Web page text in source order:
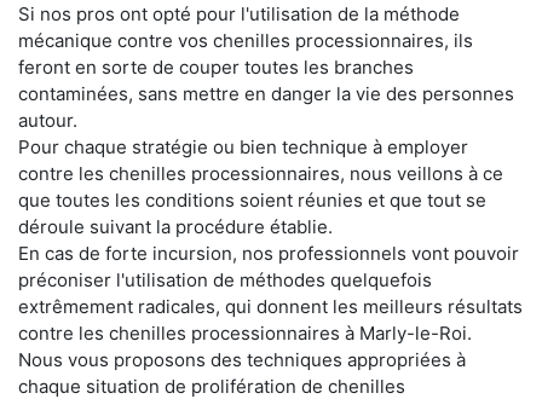
Si nos pros ont opté pour l'utilisation de la méthode
mécanique contre vos chenilles processionnaires, ils
feront en sorte de couper toutes les branches
contaminées, sans mettre en danger la vie des personnes
autour.
Pour chaque stratégie ou bien technique à employer
contre les chenilles processionnaires, nous veillons à ce
que toutes les conditions soient réunies et que tout se
déroule suivant la procédure établie.
En cas de forte incursion, nos professionnels vont pouvoir
préconiser l'utilisation de méthodes quelquefois
extrêmement radicales, qui donnent les meilleurs résultats
contre les chenilles processionnaires à Marly-le-Roi.
Nous vous proposons des techniques appropriées à
chaque situation de prolifération de chenilles